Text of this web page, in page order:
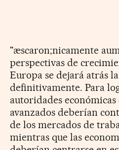
"æscaron;nicamente
perspectivas de
Europa se dejará atrás
definitivamente. Para
autoridades económicas
avanzados deberían
de los mercados de
mientras que las